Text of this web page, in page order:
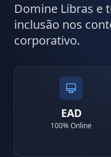
Domine Libras e
inclusão nos
corporativo.
EAD
100% Online